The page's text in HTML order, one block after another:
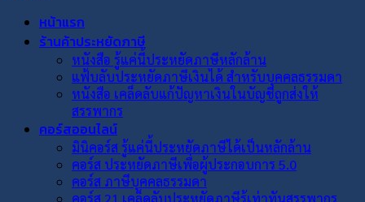
หน้าแรก
ร้านค้าประหยัดภาษี
หนังสือ รู้แค่นี้ประหยัดภาษีหลักล้าน
แฟ้บลับประหยัดภาษีเงินได้ สำหรับบุคคลธรรมดา
หนังสือ เคล็ดลับแก้ปัญหาเงินในบัญชีถูกส่งให้
สรรพากร
คอร์สออนไลน์
มินิคอร์ส รู้แค่นี้ประหยัดภาษีได้เป็นหลักล้าน
คอร์ส ประหยัดภาษีเพื่อผู้ประกอบการ 5.0
คอร์ส ภาษีบุคคลธรรมดา
คอร์ส 21 เคล็ดลับประหยัดภาษีรู้เท่าทันสรรพากร